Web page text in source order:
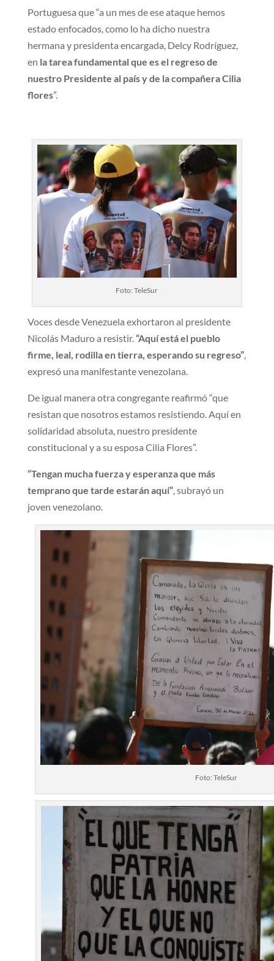
Portuguesa que “a un mes de ese ataque hemos
estado enfocados, como lo ha dicho nuestra
hermana y presidenta encargada, Delcy Rodríguez,
en la tarea fundamental que es el regreso de
nuestro Presidente al país y de la compañera Cilia
flores”.
Foto: TeleSur
Voces desde Venezuela exhortaron al presidente
Nicolás Maduro a resistir. “Aquí está el pueblo
firme, leal, rodilla en tierra, esperando su regreso”,
expresó una manifestante venezolana.
De igual manera otra congregante reafirmó “que
resistan que nosotros estamos resistiendo. Aquí en
solidaridad absoluta, nuestro presidente
constitucional y a su esposa Cilia Flores”.
“Tengan mucha fuerza y esperanza que más
temprano que tarde estarán aquí”, subrayó un
joven venezolano.
Foto: TeleSur